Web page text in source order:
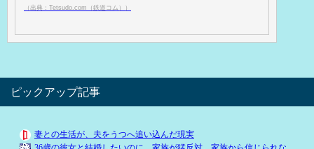
（出典：Tetsudo.com（鉄道コム））
ピックアップ記事